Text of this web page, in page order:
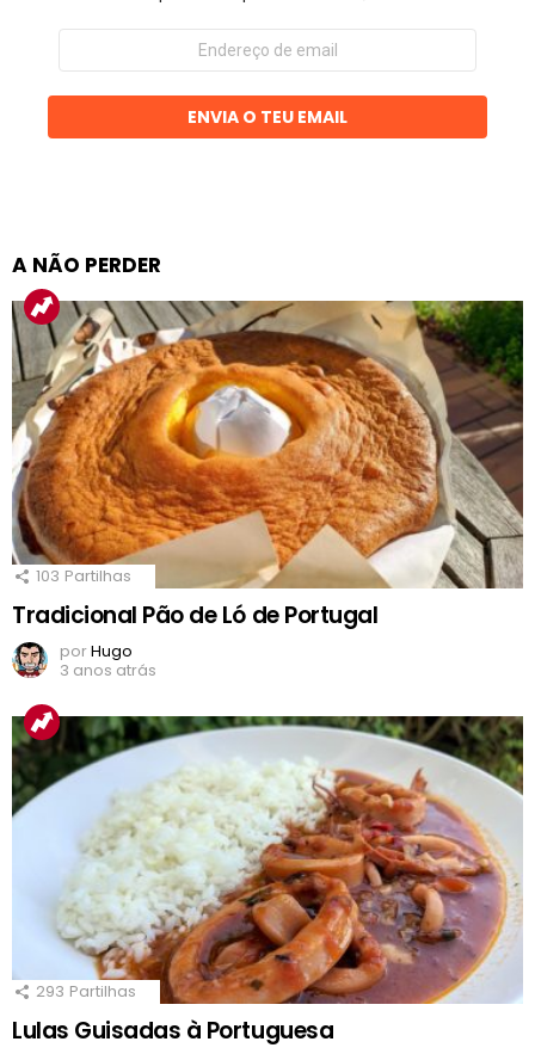
Endereço
email
ENVIA O TEU EMAIL
A NÃO PERDER
103 Partilhas
Tradicional Pão de Ló de Portugal
porHugo
3 anos atrás
293 Partilhas
Lulas Guisadas à Portuguesa